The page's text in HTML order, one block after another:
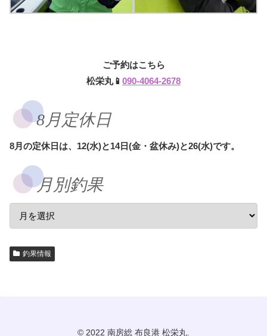
ご予約はこちら
松栄丸📱 090-4064-2678
8月定休日
8月の定休日は、12(水)と14日(金・盆休み)と26(水)です。
月別釣果
釣果情報
© 2022 南房総 布良港 松栄丸.